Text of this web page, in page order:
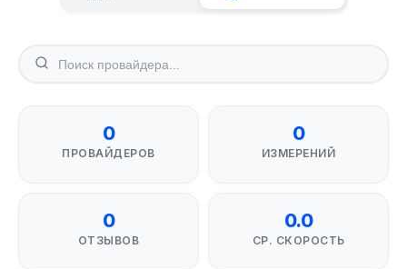
0
ПРОВАЙДЕРОВ
0
ИЗМЕРЕНИЙ
0
ОТЗЫВОВ
0.0
СР. СКОРОСТЬ